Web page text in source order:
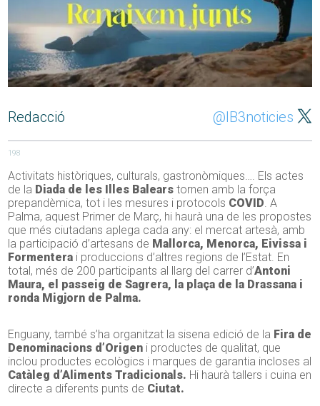
Redacció @IB3noticies
198
Activitats històriques, culturals, gastronòmiques…. Els actes
de la Diada de les Illes Balears tornen amb la força
prepandèmica, tot i les mesures i protocols COVID. A
Palma, aquest Primer de Març, hi haurà una de les propostes
que més ciutadans aplega cada any: el mercat artesà, amb
la participació d’artesans de Mallorca, Menorca, Eivissa i
Formentera i produccions d’altres regions de l’Estat. En
total, més de 200 participants al llarg del carrer d’Antoni
Maura, el passeig de Sagrera, la plaça de la Drassana i
ronda Migjorn de Palma.
Enguany, també s’ha organitzat la sisena edició de la Fira de
Denominacions d’Origen i productes de qualitat, que
inclou productes ecològics i marques de garantia incloses al
Catàleg d’Aliments Tradicionals. Hi haurà tallers i cuina en
directe a diferents punts de Ciutat.